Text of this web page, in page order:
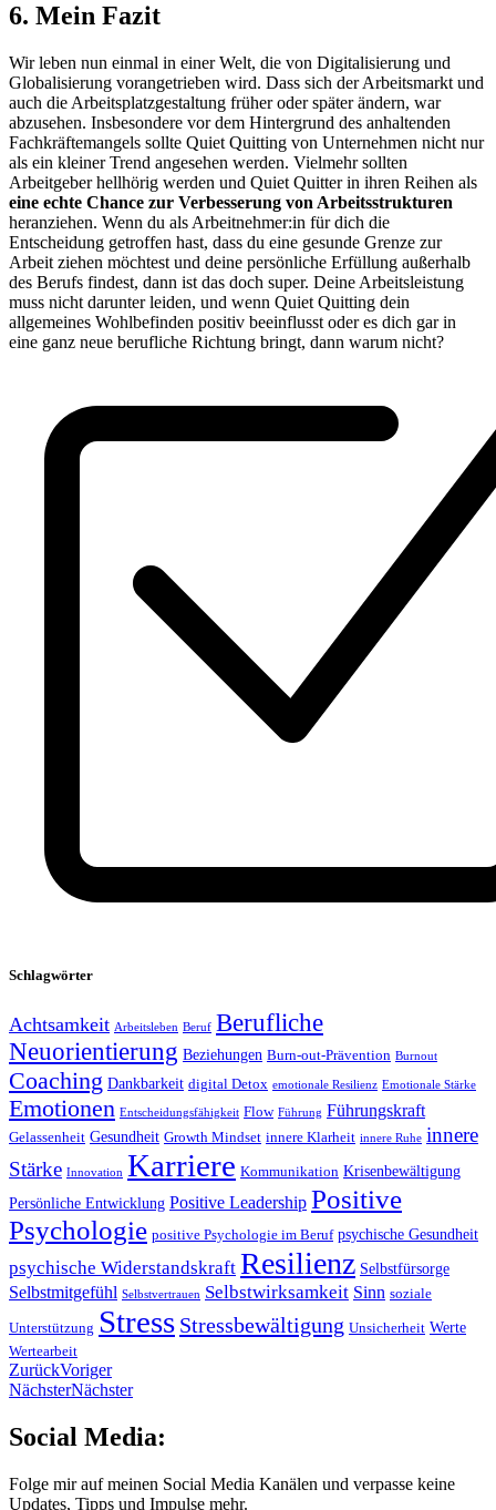
6. Mein Fazit
Wir leben nun einmal in einer Welt, die von Digitalisierung und
Globalisierung vorangetrieben wird. Dass sich der Arbeitsmarkt und
auch die Arbeitsplatzgestaltung früher oder später ändern, war
abzusehen. Insbesondere vor dem Hintergrund des anhaltenden
Fachkräftemangels sollte Quiet Quitting von Unternehmen nicht nur
als ein kleiner Trend angesehen werden. Vielmehr sollten
Arbeitgeber hellhörig werden und Quiet Quitter in ihren Reihen als
eine echte Chance zur Verbesserung von Arbeitsstrukturen
heranziehen. Wenn du als Arbeitnehmer:in für dich die
Entscheidung getroffen hast, dass du eine gesunde Grenze zur
Arbeit ziehen möchtest und deine persönliche Erfüllung außerhalb
des Berufs findest, dann ist das doch super. Deine Arbeitsleistung
muss nicht darunter leiden, und wenn Quiet Quitting dein
allgemeines Wohlbefinden positiv beeinflusst oder es dich gar in
eine ganz neue berufliche Richtung bringt, dann warum nicht?
Schlagwörter
Achtsamkeit Arbeitsleben Beruf Berufliche
Neuorientierung Beziehungen Burn-out-Prävention Burnout
Coaching Dankbarkeit digital Detox emotionale Resilienz Emotionale Stärke
Emotionen Entscheidungsfähigkeit Flow Führung Führungskraft
Gelassenheit Gesundheit Growth Mindset innere Klarheit innere Ruhe innere
Stärke Innovation Karriere Kommunikation Krisenbewältigung
Persönliche Entwicklung Positive Leadership Positive
Psychologie positive Psychologie im Beruf psychische Gesundheit
psychische Widerstandskraft Resilienz Selbstfürsorge
Selbstmitgefühl Selbstvertrauen Selbstwirksamkeit Sinn soziale
Unterstützung Stress Stressbewältigung Unsicherheit Werte
Wertearbeit
ZurückVoriger
NächsterNächster
Social Media:
Folge mir auf meinen Social Media Kanälen und verpasse keine
Updates, Tipps und Impulse mehr.